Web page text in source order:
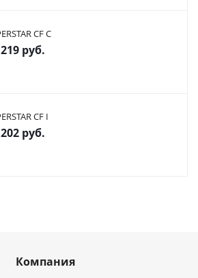
CF C
219 руб.
CF I
202 руб.
Компания